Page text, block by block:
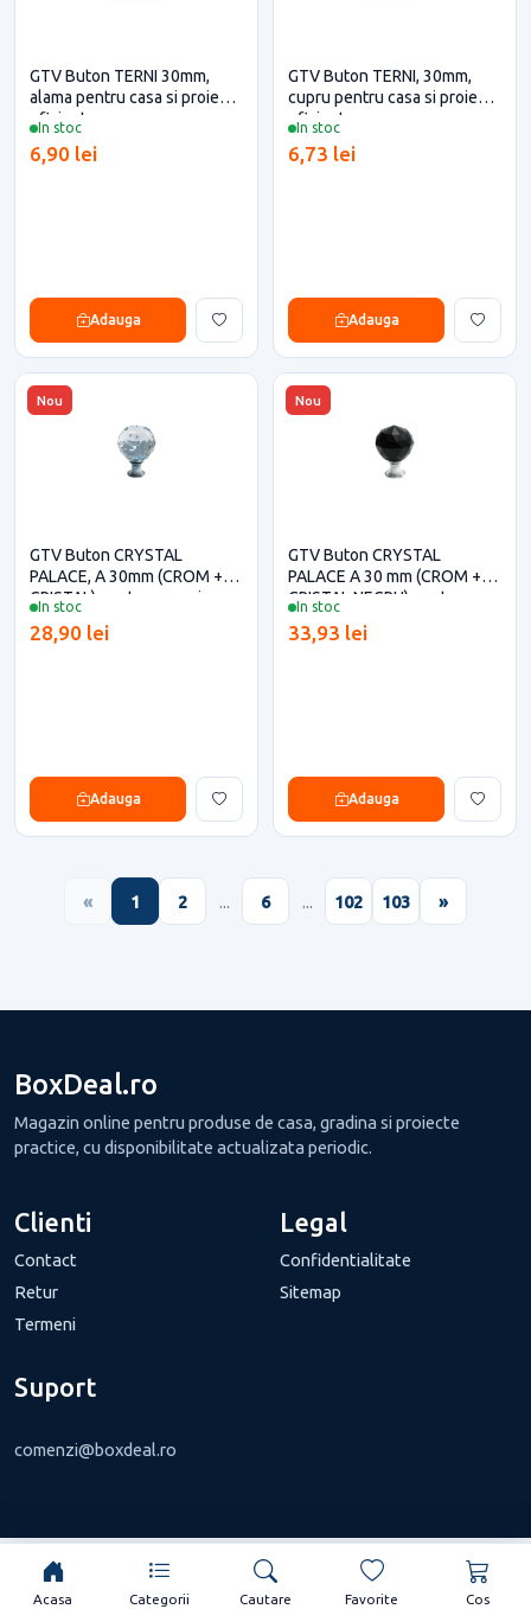
In stoc
GTV Buton TERNI 30mm,
alama pentru casa si proiecte
eficiente
6,90 lei
Adauga
In stoc
GTV Buton TERNI, 30mm,
cupru pentru casa si proiecte
eficiente
6,73 lei
Adauga
Nou
In stoc
GTV Buton CRYSTAL
PALACE, A 30mm (CROM +
CRISTAL) pentru casa si
28,90 lei
Adauga
Nou
In stoc
GTV Buton CRYSTAL
PALACE A 30 mm (CROM +
CRISTAL NEGRU) pentru casa
33,93 lei
Adauga
« 1 2 ... 6 ... 102 103 »
BoxDeal.ro
Magazin online pentru produse de casa, gradina si proiecte
practice, cu disponibilitate actualizata periodic.
Clienti
Contact
Retur
Termeni
Legal
Confidentialitate
Sitemap
Suport
comenzi@boxdeal.ro
Acasa Categorii Cautare Favorite Cos